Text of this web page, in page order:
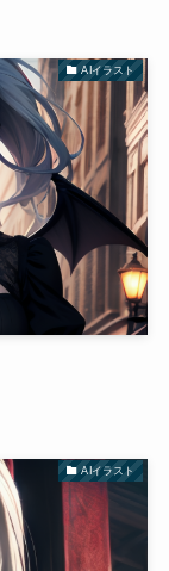
AIイラスト
AIイラスト